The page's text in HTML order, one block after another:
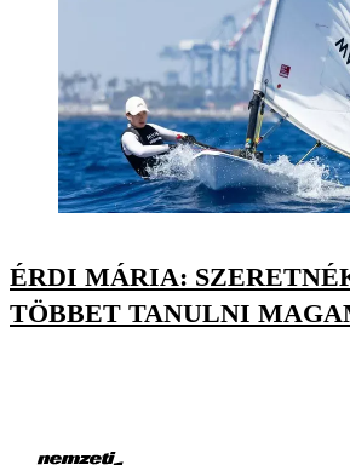
ÉRDI MÁRIA:
TÖBBET TANULNI